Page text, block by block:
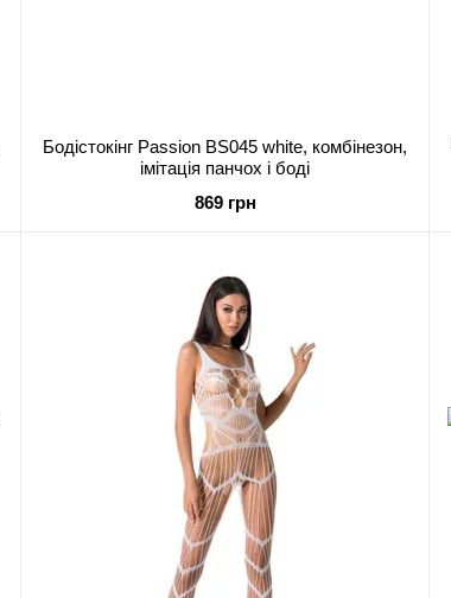
Бодістокінг Passion BS045 white, комбінезон,
імітація панчох і боді
869 грн